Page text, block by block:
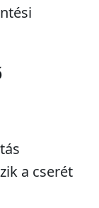
a cserét